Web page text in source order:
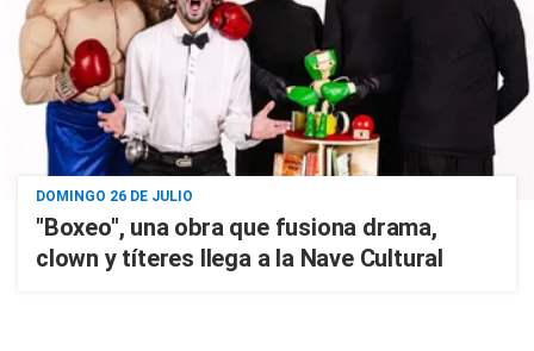
DOMINGO 26 DE JULIO
"Boxeo", una obra que fusiona drama,
clown y títeres llega a la Nave Cultural